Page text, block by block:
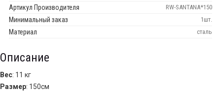
Артикул Производителя RW-SANTANA*150
Минимальный заказ 1шт.
Материал сталь
Описание
Вес: 11 кг
Размер: 150см